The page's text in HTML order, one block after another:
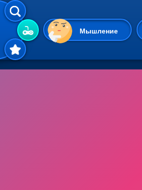
Мышление
Гиперказуальные